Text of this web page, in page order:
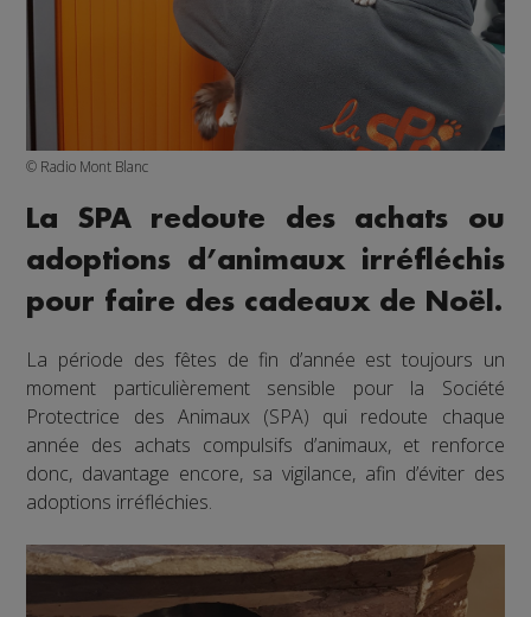
© Radio Mont Blanc
La SPA redoute des achats ou
adoptions d’animaux irréfléchis
pour faire des cadeaux de Noël.
La période des fêtes de fin d’année est toujours un
moment particulièrement sensible pour la Société
Protectrice des Animaux (SPA) qui redoute chaque
année des achats compulsifs d’animaux, et renforce
donc, davantage encore, sa vigilance, afin d’éviter des
adoptions irréfléchies.